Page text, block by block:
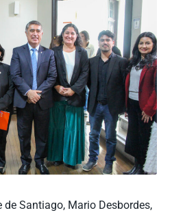
Santiago, Mario Desbordes,